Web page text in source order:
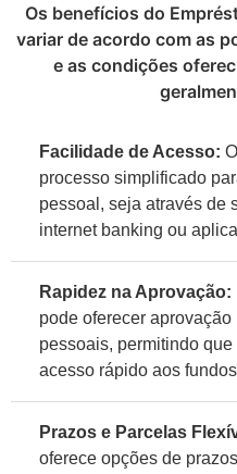
Os benefícios do
variar de acordo com as
e as condições
Facilidade de Acesso:
processo simplificado
pessoal, seja através de
internet banking ou
Rapidez na Aprovação:
pode oferecer
pessoais, permitindo
acesso rápido aos
Prazos e Parcelas
oferece opções de